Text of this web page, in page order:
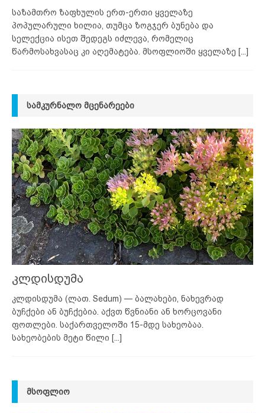
საზამთრო ზაფხულის ერთ-ერთი ყველაზე
პოპულარული ხილია, თუმცა ზოგჯერ ბუნება და
სელექცია ისეთ შედეგს იძლევა, რომელიც
წარმოსახვასაც კი აღემატება. მსოფლიოში ყველაზე [...]
ᲡᲐᲛᲙᲣᲠᲜᲐᲚᲝ ᲛᲪᲔᲜᲐᲠᲔᲔᲑᲘ
კლდისდუმა
კლდისდუმა (ლათ. Sedum) — ბალახები, ნახევრად
ბუჩქები ან ბუჩქებია. აქვთ წვნიანი ან ხორცოვანი
ფოთლები. საქართველოში 15-მდე სახეობაა.
სახეობების მეტი წილი [...]
ᲛᲡᲝᲤᲚᲘᲝ